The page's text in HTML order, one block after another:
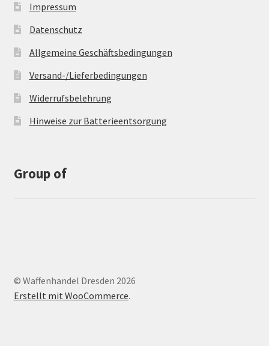
Impressum
Datenschutz
Allgemeine Geschäftsbedingungen
Versand-/Lieferbedingungen
Widerrufsbelehrung
Hinweise zur Batterieentsorgung
Group of
© Waffenhandel Dresden 2026
Erstellt mit WooCommerce.